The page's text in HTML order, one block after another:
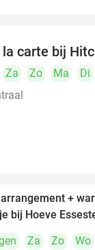
carte bij
Za Zo Ma Di
+
bij Hoeve
Za Zo
Wo